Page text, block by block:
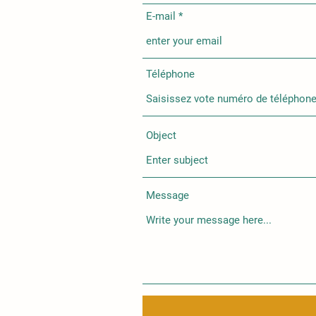
E-mail
Téléphone
Object
Message